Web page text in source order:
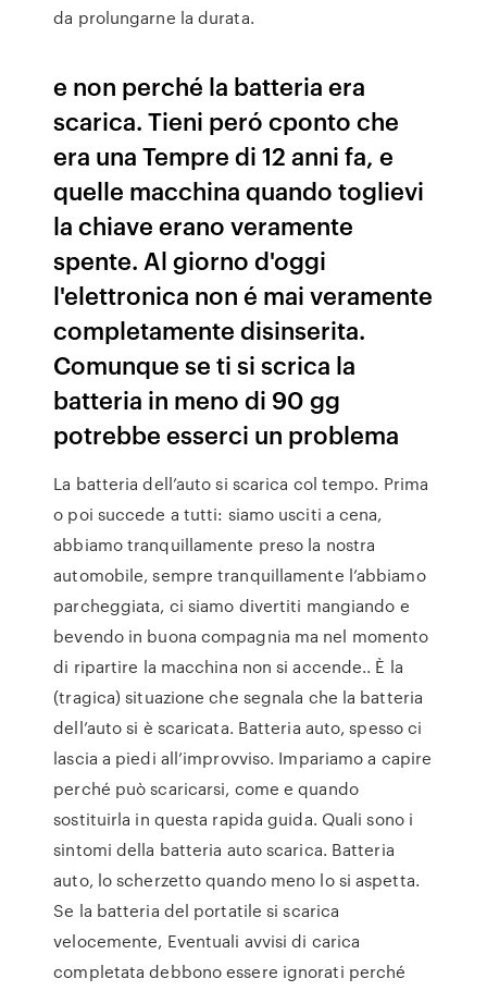
da prolungarne la durata.
e non perché la batteria era
scarica. Tieni peró cponto che
era una Tempre di 12 anni fa, e
quelle macchina quando toglievi
la chiave erano veramente
spente. Al giorno d'oggi
l'elettronica non é mai veramente
completamente disinserita.
Comunque se ti si scrica la
batteria in meno di 90 gg
potrebbe esserci un problema
La batteria dell’auto si scarica col tempo. Prima
o poi succede a tutti: siamo usciti a cena,
abbiamo tranquillamente preso la nostra
automobile, sempre tranquillamente l’abbiamo
parcheggiata, ci siamo divertiti mangiando e
bevendo in buona compagnia ma nel momento
di ripartire la macchina non si accende.. È la
(tragica) situazione che segnala che la batteria
dell’auto si è scaricata. Batteria auto, spesso ci
lascia a piedi all’improvviso. Impariamo a capire
perché può scaricarsi, come e quando
sostituirla in questa rapida guida. Quali sono i
sintomi della batteria auto scarica. Batteria
auto, lo scherzetto quando meno lo si aspetta.
Se la batteria del portatile si scarica
velocemente, Eventuali avvisi di carica
completata debbono essere ignorati perché